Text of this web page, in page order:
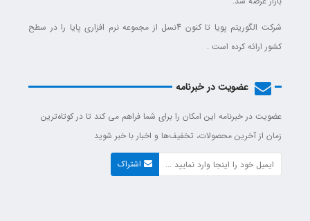
شرکت الگوریتم پویا تا کنون 4نسل از مجموعه نرم افزاری پایا را در سطح
کشور ارائه کرده است .
عضویت در خبرنامه
عضویت در خبرنامه این امکان را برای شما فراهم می کند تا در کوتاه‌ترین
زمان از آخرین محصولات، تخفیف‌ها و اخبار با خبر شوید
اشتراک